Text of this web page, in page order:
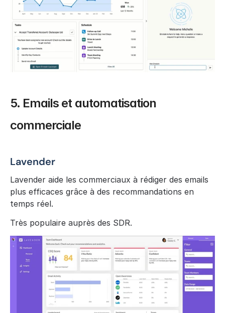
5. Emails et automatisation
commerciale
Lavender
Lavender aide les commerciaux à rédiger des emails
plus efficaces grâce à des recommandations en
temps réel.
Très populaire auprès des SDR.